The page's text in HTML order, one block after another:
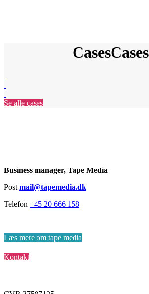
CasesCases
Se alle cases
Business manager, Tape Media
Post mail@tapemedia.dk
Telefon +45 20 666 158
Læs mere om tape media
Kontakt